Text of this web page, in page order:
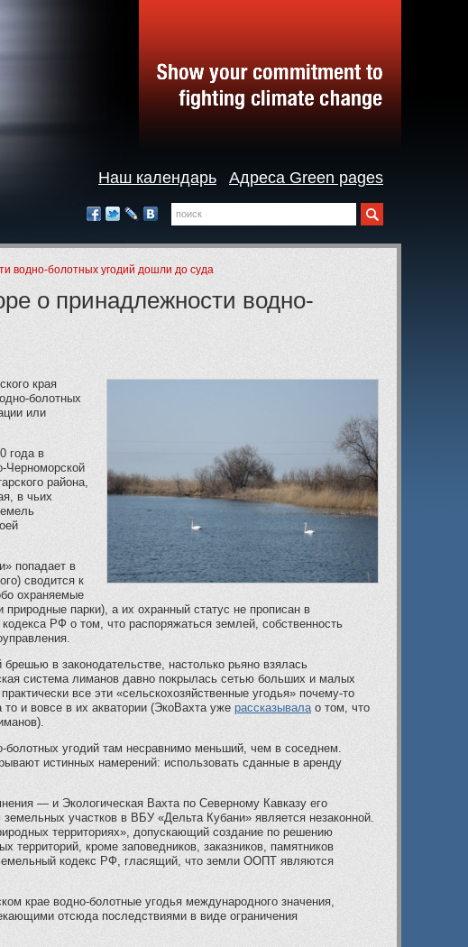
Наш календарь Адреса Green pages
водно-болотных угодий дошли до суда
о принадлежности водно-
края
болотных
или
года в
Черноморской
района,
в чьих
попадает в
сводится к
охраняемые
природные парки), а их охранный статус не прописан в
РФ о том, что распоряжаться землей, собственность
в законодательстве, настолько рьяно взялась
система лиманов давно покрылась сетью больших и малых
все эти «сельскохозяйственные угодья» почему-то
и вовсе в их акватории (ЭкоВахта уже рассказывала о том, что
угодий там несравнимо меньший, чем в соседнем.
истинных намерений: использовать сданные в аренду
— и Экологическая Вахта по Северному Кавказу его
участков в ВБУ «Дельта Кубани» является незаконной.
территориях», допускающий создание по решению
территорий, кроме заповедников, заказников, памятников
кодекс РФ, гласящий, что земли ООПТ являются
крае водно-болотные угодья международного значения,
отсюда последствиями в виде ограничения
Мы
социальных
LiveJournal
Вконтакте
Поиск